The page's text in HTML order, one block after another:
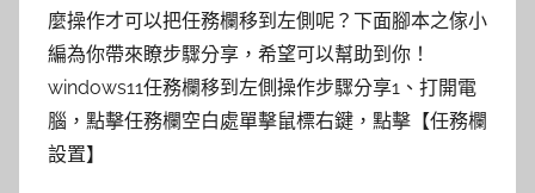
麼操作才可以把任務欄移到左側呢？下面腳本之傢小
編為你帶來瞭步驟分享，希望可以幫助到你！
windows11任務欄移到左側操作步驟分享1、打開電
腦，點擊任務欄空白處單擊鼠標右鍵，點擊【任務欄
設置】